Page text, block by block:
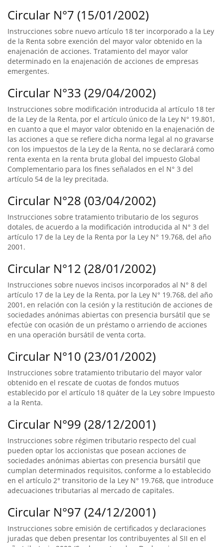
Circular N°7 (15/01/2002)
Instrucciones sobre nuevo artículo 18 ter incorporado a la Ley
de la Renta sobre exención del mayor valor obtenido en la
enajenación de acciones. Tratamiento del mayor valor
determinado en la enajenación de acciones de empresas
emergentes.
Circular N°33 (29/04/2002)
Instrucciones sobre modificación introducida al artículo 18 ter
de la Ley de la Renta, por el artículo único de la Ley N° 19.801,
en cuanto a que el mayor valor obtenido en la enajenación de
las acciones a que se refiere dicha norma legal al no gravarse
con los impuestos de la Ley de la Renta, no se declarará como
renta exenta en la renta bruta global del impuesto Global
Complementario para los fines señalados en el N° 3 del
artículo 54 de la ley precitada.
Circular N°28 (03/04/2002)
Instrucciones sobre tratamiento tributario de los seguros
dotales, de acuerdo a la modificación introducida al N° 3 del
artículo 17 de la Ley de la Renta por la Ley N° 19.768, del año
2001.
Circular N°12 (28/01/2002)
Instrucciones sobre nuevos incisos incorporados al N° 8 del
artículo 17 de la Ley de la Renta, por la Ley N° 19.768, del año
2001, en relación con la cesión y la restitución de acciones de
sociedades anónimas abiertas con presencia bursátil que se
efectúe con ocasión de un préstamo o arriendo de acciones
en una operación bursátil de venta corta.
Circular N°10 (23/01/2002)
Instrucciones sobre tratamiento tributario del mayor valor
obtenido en el rescate de cuotas de fondos mutuos
establecido por el artículo 18 quáter de la Ley sobre Impuesto
a la Renta.
Circular N°99 (28/12/2001)
Instrucciones sobre régimen tributario respecto del cual
pueden optar los accionistas que posean acciones de
sociedades anónimas abiertas con presencia bursátil que
cumplan determinados requisitos, conforme a lo establecido
en el artículo 2° transitorio de la Ley N° 19.768, que introduce
adecuaciones tributarias al mercado de capitales.
Circular N°97 (24/12/2001)
Instrucciones sobre emisión de certificados y declaraciones
juradas que deben presentar los contribuyentes al SII en el